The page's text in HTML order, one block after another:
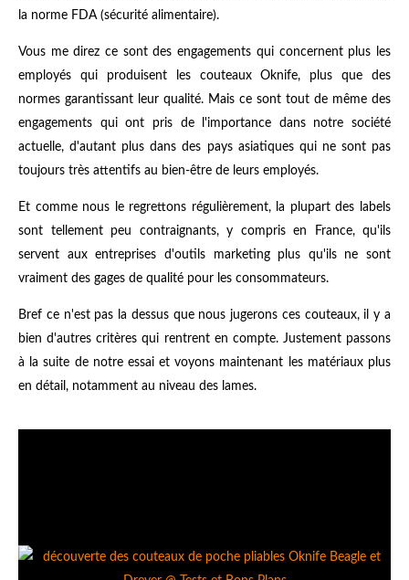
la norme FDA (sécurité alimentaire).
Vous me direz ce sont des engagements qui concernent plus les
employés qui produisent les couteaux Oknife, plus que des
normes garantissant leur qualité. Mais ce sont tout de même des
engagements qui ont pris de l'importance dans notre société
actuelle, d'autant plus dans des pays asiatiques qui ne sont pas
toujours très attentifs au bien-être de leurs employés.
Et comme nous le regrettons régulièrement, la plupart des labels
sont tellement peu contraignants, y compris en France, qu'ils
servent aux entreprises d'outils marketing plus qu'ils ne sont
vraiment des gages de qualité pour les consommateurs.
Bref ce n'est pas la dessus que nous jugerons ces couteaux, il y a
bien d'autres critères qui rentrent en compte. Justement passons
à la suite de notre essai et voyons maintenant les matériaux plus
en détail, notamment au niveau des lames.